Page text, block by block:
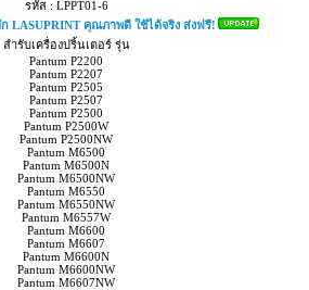
รหัส : LPPT01-6
LASUPRINT คุณภาพดี ใช้ได้จริง ส่งฟรี!
สำรับเครื่องปริ้นเตอร์ รุ่น
Pantum P2200
Pantum P2207
Pantum P2505
Pantum P2507
Pantum P2500
Pantum P2500W
Pantum P2500NW
Pantum M6500
Pantum M6500N
Pantum M6500NW
Pantum M6550
Pantum M6550NW
Pantum M6557W
Pantum M6600
Pantum M6607
Pantum M6600N
Pantum M6600NW
Pantum M6607NW